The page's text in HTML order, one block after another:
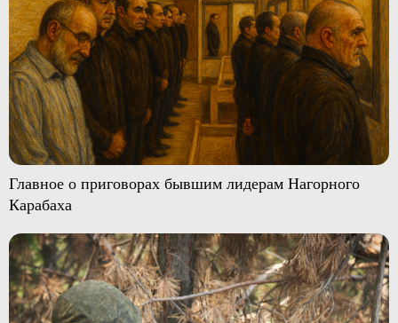
Главное о приговорах бывшим лидерам Нагорного
Карабаха